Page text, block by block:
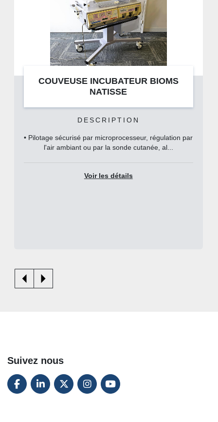
COUVEUSE INCUBATEUR BIOMS
NATISSE
DESCRIPTION
• Pilotage sécurisé par microprocesseur, régulation par
l'air ambiant ou par la sonde cutanée, al...
Voir les détails
Suivez nous
FACEBOOK
LINKEDINTWITTERINSTAGRAM
YOUTUBE